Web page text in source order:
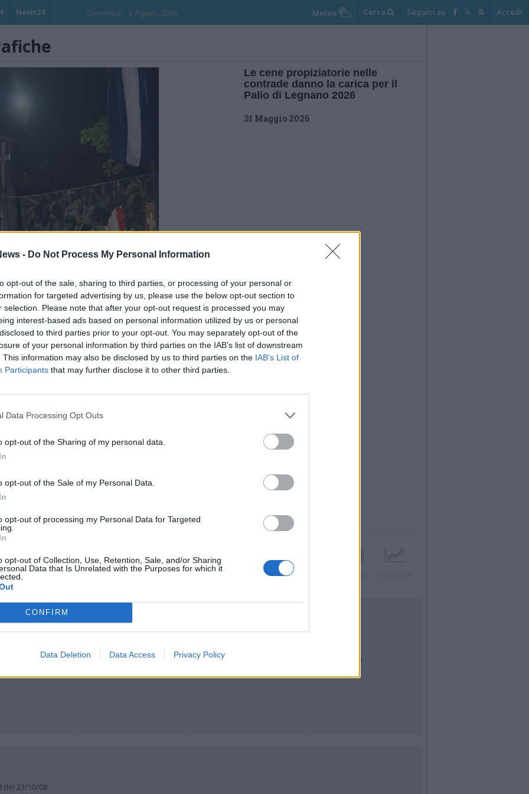
- Do Not Process My Personal Information
opt-out of the sale, sharing to third parties, or processing of your personal or
for targeted advertising by us, please use the below opt-out section to
selection. Please note that after your opt-out request is processed you may
interest-based ads based on personal information utilized by us or personal
to third parties prior to your opt-out. You may separately opt-out of the
of your personal information by third parties on the IAB’s list of downstream
This information may also be disclosed by us to third parties on the IAB’s List of
Participants that may further disclose it to other third parties.
Data Processing Opt Outs
opt-out of the Sharing of my personal data.
opt-out of the Sale of my Personal Data.
opt-out of processing my Personal Data for Targeted
opt-out of Collection, Use, Retention, Sale, and/or Sharing
Data that Is Unrelated with the Purposes for which it
CONFIRM
Data Deletion Data Access Privacy Policy
News24 Domenica , 9 Agosto 2026 Meteo Cerca Seguici su Accedi
1 di 26
danno la carica per il Palio di Legnano 2026
Le cene propiziatorie nelle
contrade danno la carica per il
Palio di Legnano 2026
31 Maggio 2026
Invia notizia Twitter
Web TV
Lettere al direttore
Articoli più letti
del 23/10/08